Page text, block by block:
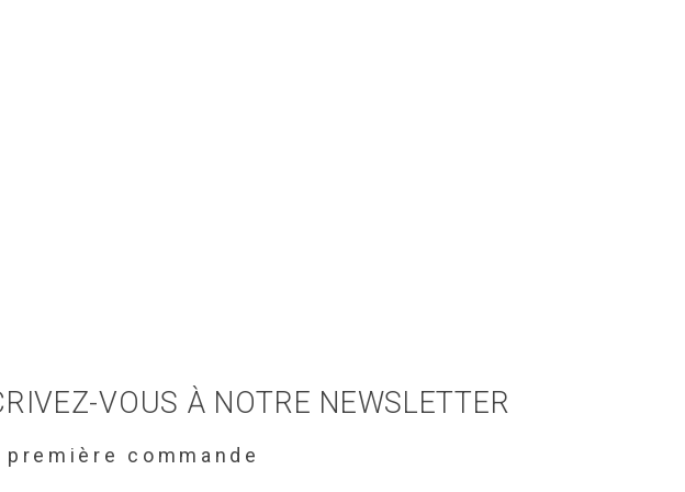
VOUS À NOTRE NEWSLETTER
commande